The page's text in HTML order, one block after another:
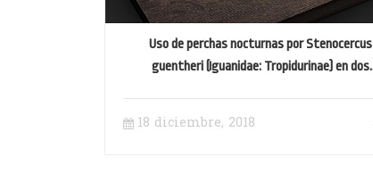
Uso de perchas nocturnas por Stenocercus
guentheri (Iguanidae: Tropidurinae) en dos
18 diciembre, 2018